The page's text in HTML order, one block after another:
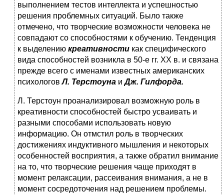
выполнением тестов интеллекта и успешностью
решения проблемных ситуаций. Было также
отмечено, что творческие возможности человека не
совпадают со способностями к обучению. Тенденция
к выделению креативности как специфического
вида способностей возникла в 50-е гг. XX в. и связана
прежде всего с именами известных американских
психологовЛ. Терстоуна иДж. Гилфорда.
Л. Терстоун проанализировал возможную роль в
креативности способностей быстро усваивать и
разными способами использовать новую
информацию. Он отмстил роль в творческих
достижениях индуктивного мышления и некоторых
особенностей восприятия, а также обратил внимание
на то, что творческие решения чаще приходят в
момент релаксации, рассеивания внимания, а не в
момент сосредоточения над решением проблемы.